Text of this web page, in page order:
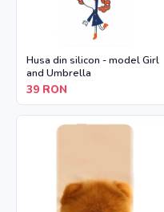
Husa din silicon - model Girl
and Umbrella
39 RON